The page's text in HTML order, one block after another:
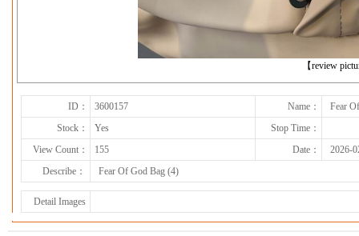
【review
下一张
ID： 3600157 Name：
Fear
Stock：
Yes
Stop Time：
View Count：
155 Date：
2026-
Describe：
Fear Of God Bag (4)
Detail Images